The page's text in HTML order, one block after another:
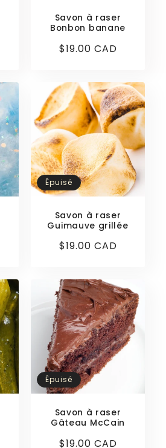
Savon à raser
Bonbon banane
Prix
$19.00 CAD
Épuisé
Savon à raser
Guimauve grillée
Prix
$19.00 CAD
Épuisé
Savon à raser
Gâteau McCain
Prix
$19.00 CAD